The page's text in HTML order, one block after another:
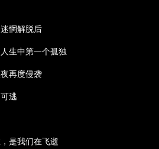
惘解脱后­
生中第一个孤独­
再度侵袭­
逃­
是我们在飞逝­